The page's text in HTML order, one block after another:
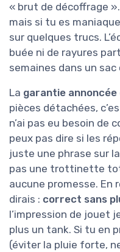
« brut de décoffrage
mais si tu es
sur quelques trucs.
buée ni de rayures
semaines dans un
La garantie annoncée
pièces détachées,
n’ai pas eu besoin de
peux pas dire si les
juste une phrase sur
pas une trottinette
aucune promesse. En
dirais : correct sans
l’impression de jouet
plus un tank. Si tu en
(éviter la pluie forte,